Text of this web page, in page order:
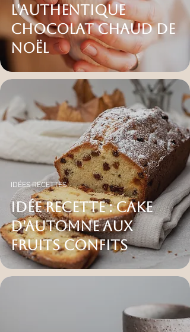
L'AUTHENTIQUE
CHOCOLAT CHAUD DE
NOËL
IDÉE RECETTE : CAKE
D'AUTOMNE AUX
FRUITS CONFITS
IDÉES RECETTES